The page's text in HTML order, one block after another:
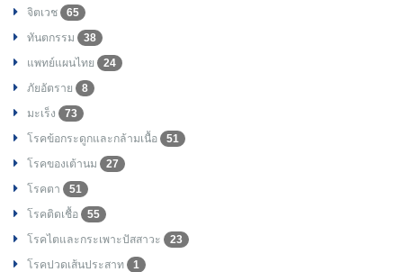
จิตเวช
65
ทันตกรรม
38
แพทย์แผนไทย
24
ภัยอัตราย
8
มะเร็ง
73
โรคข้อกระดูกและกล้ามเนื้อ
51
โรคของเต้านม
27
โรคตา
51
โรคติดเชื้อ
55
โรคไตและกระเพาะปัสสาวะ
23
โรคปวดเส้นประสาท
1